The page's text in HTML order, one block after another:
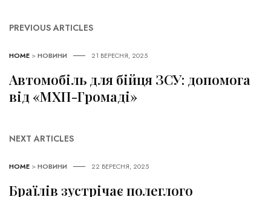
PREVIOUS ARTICLES
HOME >НОВИНИ 21 ВЕРЕСНЯ, 2025
Автомобіль для бійця ЗСУ: допомога
від «МХП-Громаді»
NEXT ARTICLES
HOME >НОВИНИ 22 ВЕРЕСНЯ, 2025
Браїлів зустрічає полеглого